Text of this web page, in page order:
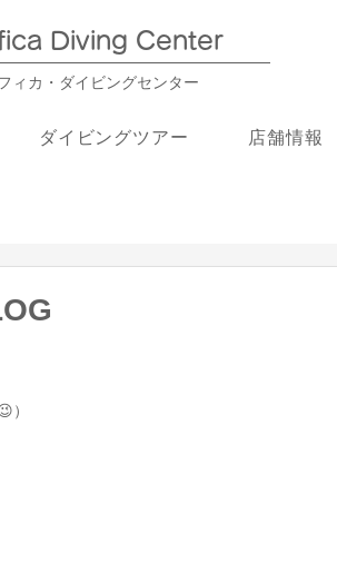
Diving Center​
ィカ・ダイビングセンター
ダイビングツアー 店舗情報
）